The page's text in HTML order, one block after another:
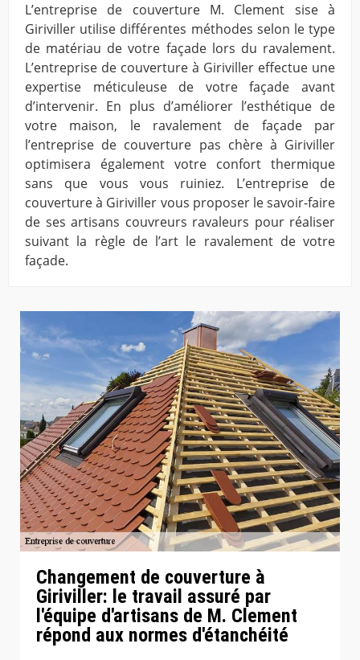
L’entreprise de couverture M. Clement sise à
Giriviller utilise différentes méthodes selon le type
de matériau de votre façade lors du ravalement.
L’entreprise de couverture à Giriviller effectue une
expertise méticuleuse de votre façade avant
d’intervenir. En plus d’améliorer l’esthétique de
votre maison, le ravalement de façade par
l’entreprise de couverture pas chère à Giriviller
optimisera également votre confort thermique
sans que vous vous ruiniez. L’entreprise de
couverture à Giriviller vous proposer le savoir-faire
de ses artisans couvreurs ravaleurs pour réaliser
suivant la règle de l’art le ravalement de votre
façade.
Changement de couverture à
Giriviller: le travail assuré par
l'équipe d'artisans de M. Clement
répond aux normes d'étanchéité